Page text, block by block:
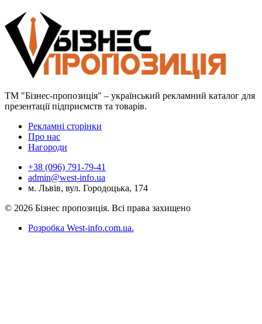
ТМ "Бізнес-пропозиція" – український рекламний каталог для
презентації підприємств та товарів.
Рекламні сторінки
Про нас
Нагороди
+38 (096) 791-79-41
admin@west-info.ua
м. Львів, вул. Городоцька, 174
© 2026 Бізнес пропозиція. Всі права захищено
Розробка West-info.com.ua.